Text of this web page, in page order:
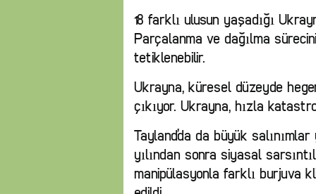
18 farklı ulusun yaşadığı
Parçalanma ve dağılma
tetiklenebilir.
Ukrayna, küresel düzeyde
çıkıyor. Ukrayna, hızla
Tayland’da da büyük
yılından sonra siyasal
manipülasyonla farklı burjuva